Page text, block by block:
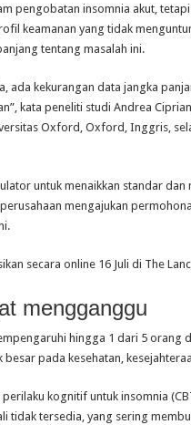
pengobatan insomnia akut,
keamanan yang tidak
tentang masalah ini.
ada kekurangan data jangka
kata peneliti studi Andrea
Oxford, Oxford, Inggris,
untuk menaikkan standar dan
mengajukan
secara online 16 Juli di The
mengganggu
hingga 1 dari 5 orang
pada kesehatan,
kognitif untuk insomnia
tidak tersedia, yang sering